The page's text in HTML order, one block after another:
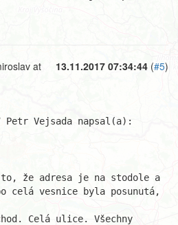
13.11.2017 07:34:44 (#5)
at
to, že adresa je na stodole a
celá vesnice byla posunutá,
Celá ulice. Všechny